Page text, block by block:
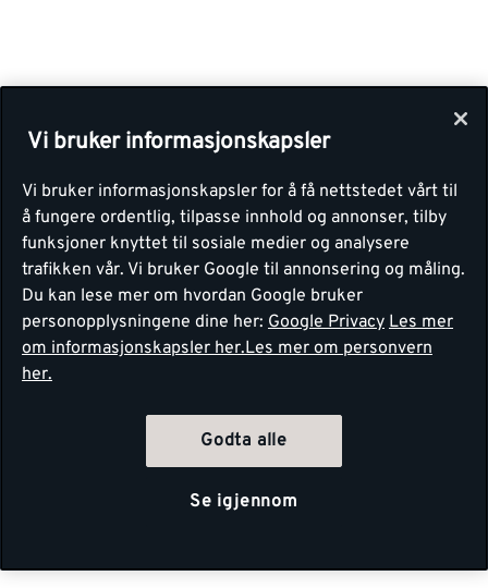
Vi bruker informasjonskapsler
Vi bruker informasjonskapsler for å få nettstedet vårt til
å fungere ordentlig, tilpasse innhold og annonser, tilby
funksjoner knyttet til sosiale medier og analysere
trafikken vår. Vi bruker Google til annonsering og måling.
Du kan lese mer om hvordan Google bruker
personopplysningene dine her: Google Privacy Les mer
om informasjonskapsler her.Les mer om personvern
her.
Godta alle
Se igjennom